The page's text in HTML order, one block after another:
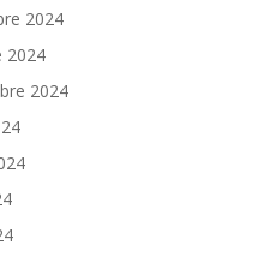
2024
2024
2024